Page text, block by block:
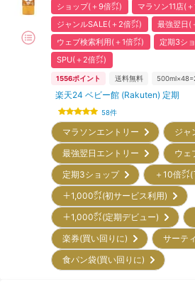
ショップ(＋9倍㌽)
マラソン11店(
ジャンルSALE(＋2倍㌽)
最強翌日(
ウェブ検索利用(＋1倍㌽)
定期3シ
SPU(＋2倍㌽)
1556ポイント 送料無料
楽天24 ベビー館 (Rakuten) 定期
58件
マラソンエントリー
ジャ
最強翌日エントリー
ウェ
定期3ショップ
＋10倍
＋1,000㌽(初サービス利用)
＋1,000㌽(定期デビュー)
楽券(買い回りに)
サーテ
食パン袋(買い回りに)